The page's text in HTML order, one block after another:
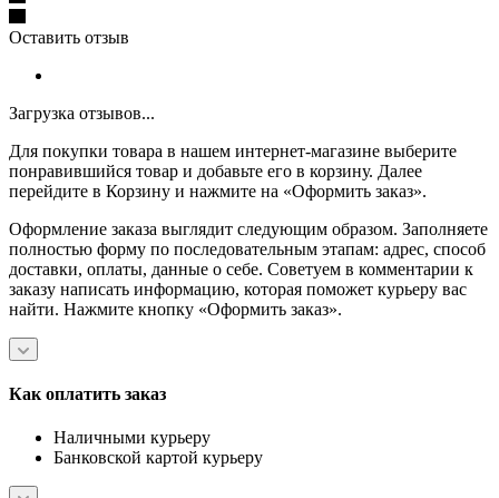
Оставить отзыв
Загрузка отзывов...
Для покупки товара в нашем интернет-магазине выберите
понравившийся товар и добавьте его в корзину. Далее
перейдите в Корзину и нажмите на «Оформить заказ».
Оформление заказа выглядит следующим образом. Заполняете
полностью форму по последовательным этапам: адрес, способ
доставки, оплаты, данные о себе. Советуем в комментарии к
заказу написать информацию, которая поможет курьеру вас
найти. Нажмите кнопку «Оформить заказ».
Как оплатить заказ
Наличными курьеру
Банковской картой курьеру